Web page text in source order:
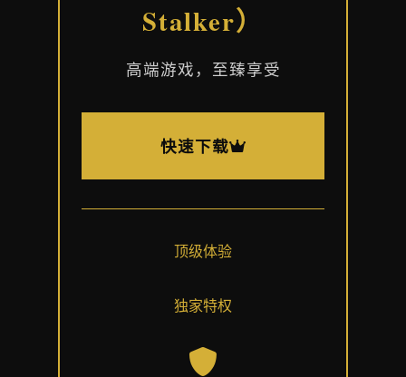
Stalker）
高端游戏，至臻享受
快速下载
顶级体验
独家特权